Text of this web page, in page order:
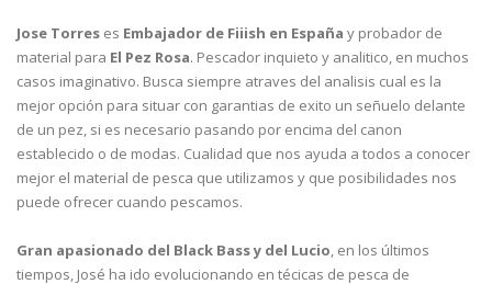
Jose Torres es Embajador de Fiiish en España y probador de
material para El Pez Rosa. Pescador inquieto y analitico, en muchos
casos imaginativo. Busca siempre atraves del analisis cual es la
mejor opción para situar con garantias de exito un señuelo delante
de un pez, si es necesario pasando por encima del canon
establecido o de modas. Cualidad que nos ayuda a todos a conocer
mejor el material de pesca que utilizamos y que posibilidades nos
puede ofrecer cuando pescamos.
Gran apasionado del Black Bass y del Lucio , en los últimos
tiempos, José ha ido evolucionando en técicas de pesca de